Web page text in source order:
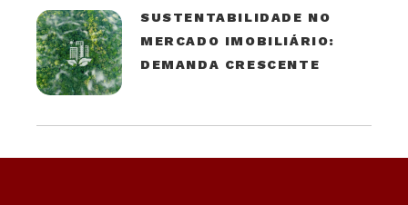
SUSTENTABILIDADE NO
MERCADO IMOBILIÁRIO:
DEMANDA CRESCENTE